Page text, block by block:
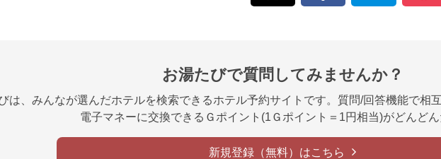
お湯たびで質問してみませんか？
は、みんなが選んだホテルを検索できるホテル予約サイトです。質問/回答機能で相
電子マネーに交換できるＧポイント(1Ｇポイント＝1円相当)がどんど
新規登録（無料）はこちら